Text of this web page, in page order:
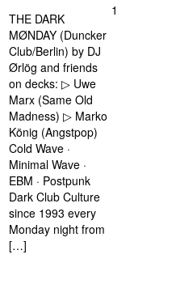
THE DARK
MØNDAY (Duncker
Club/Berlin) by DJ
Ørlög and friends
on decks: ▷ Uwe
Marx (Same Old
Madness) ▷ Marko
König (Angstpop)
Cold Wave ·
Minimal Wave ·
EBM · Postpunk
Dark Club Culture
since 1993 every
Monday night from
[…]
1